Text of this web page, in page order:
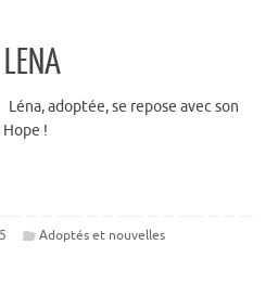
Léna, adoptée, se repose avec son
!
Adoptés et nouvelles